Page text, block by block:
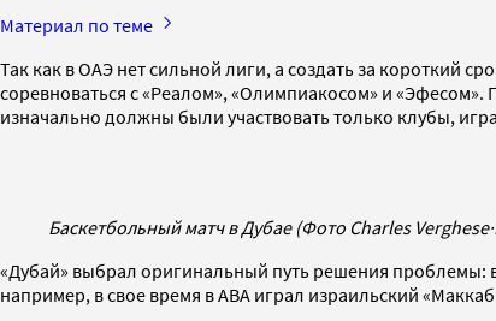
Материал по теме
Так как в ОАЭ нет сильной лиги, а создать за короткий
соревноваться с «Реалом», «Олимпиакосом» и
изначально должны были участвовать только клубы,
Баскетбольный матч в Дубае (Фото Charles Verghese·
«Дубай» выбрал оригинальный путь решения проблемы:
например, в свое время в АВА играл израильский